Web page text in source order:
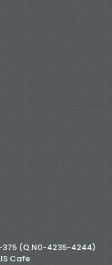
375 (Q.N0-4235-4244)
Cafe